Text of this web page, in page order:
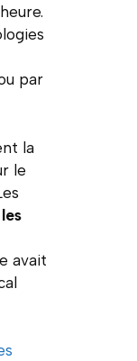
par
la
le
avait